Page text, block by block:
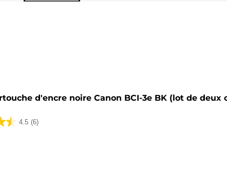
d'encre noire Canon BCI-3e BK (lot de deux
4.5 (6)